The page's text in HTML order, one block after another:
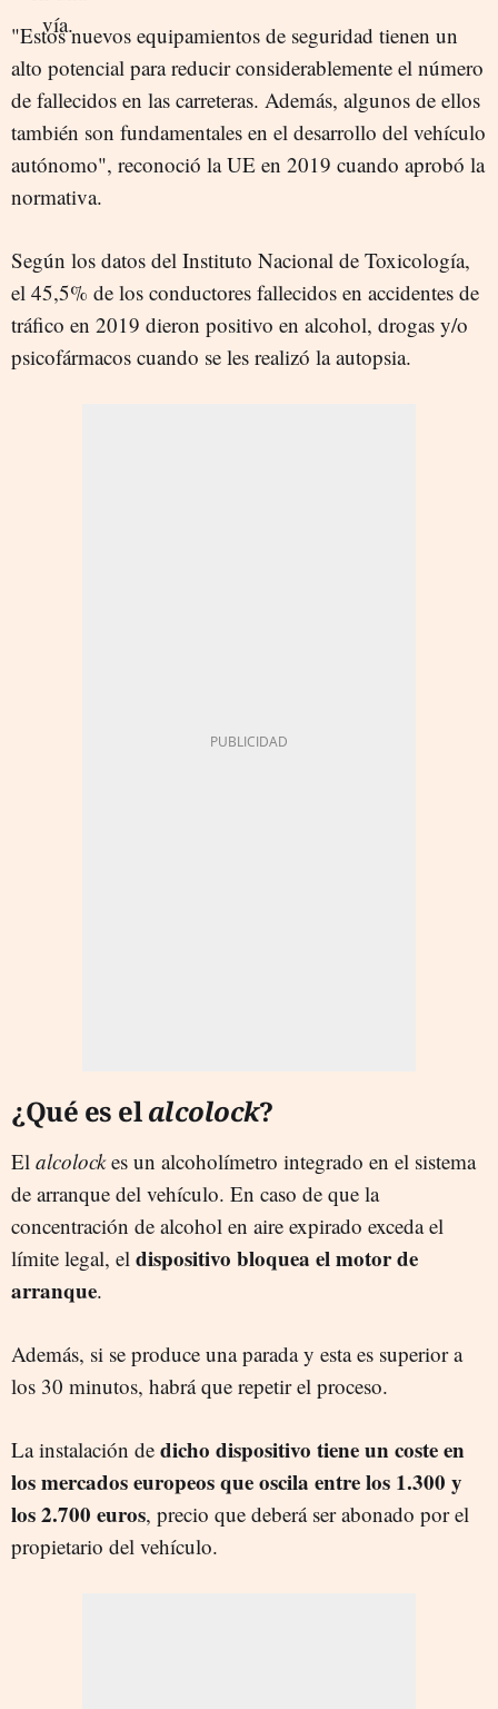
"Estos nuevos equipamientos de seguridad tienen un
alto potencial para reducir considerablemente el número
de fallecidos en las carreteras. Además, algunos de ellos
también son fundamentales en el desarrollo del vehículo
autónomo", reconoció la UE en 2019 cuando aprobó la
normativa.
Según los datos del Instituto Nacional de Toxicología,
el 45,5% de los conductores fallecidos en accidentes de
tráfico en 2019 dieron positivo en alcohol, drogas y/o
psicofármacos cuando se les realizó la autopsia.
¿Qué es elalcolock?
El alcolockes un alcoholímetro integrado en el sistema
de arranque del vehículo. En caso de que la
concentración de alcohol en aire expirado exceda el
límite legal, el dispositivo bloquea el motor de
arranque.
Además, si se produce una parada y esta es superior a
los 30 minutos, habrá que repetir el proceso.
La instalación de dicho dispositivo tiene un coste en
los mercados europeos que oscila entre los 1.300 y
los 2.700 euros, precio que deberá ser abonado por el
propietario del vehículo.